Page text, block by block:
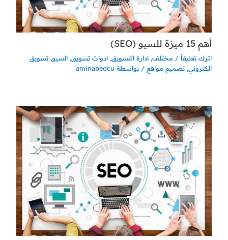
أهم 15 ميزة للسيو (SEO)
اترك تعليقاً / مختلف, ادارة التسويق, ادوات تسويق, السيو, تسويق
الكتروني, تصميم مواقع / بواسطة aminabedcu